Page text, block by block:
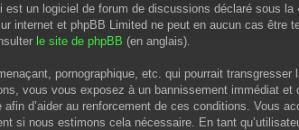
un logiciel de forum de discussions déclaré sous la
internet et phpBB Limited ne peut en aucun cas être
le site de phpBB (en anglais).
pornographique, etc. qui pourrait
vous vous exposez à un bannissement immédiat et
d’aider au renforcement de ces conditions. Vous
si nous estimons cela nécessaire. En tant